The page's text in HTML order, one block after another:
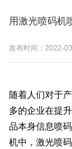
用激光喷码机
发布时间：2022-
随着人们对于
多的企业在提
品本身信息喷
机中，激光喷